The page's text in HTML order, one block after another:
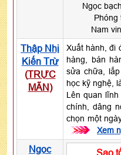
Ngọc
Phóng
Nam
Thập Nhị
Kiến Trừ
(TRỰC
MÃN)
Xuất hành, đi
hàng, bán
sửa chữa,
học kỹ nghệ,
Lên quan
chính, dâng
chọn một
>>>
Xem
Ngọc
Sao